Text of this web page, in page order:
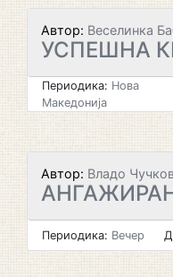
Автор: Веселинка
УСПЕШНА
Периодика: Нова
Македонија
Автор: Владо
Периодика: Вечер